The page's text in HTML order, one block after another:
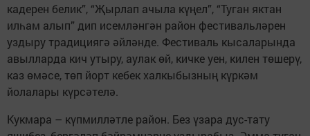
кадерен белик”, “Җырлап ачыла күңел”, “Туган яктан
илһам алып” дип исемләнгән район фестивальләрен
уздыру традициягә әйләнде. Фестиваль кысаларында
авылларда кич утыру, аулак өй, кичке уен, килен төшерү,
каз өмәсе, төп йорт кебек халкыбызның күркәм
йолалары күрсәтелә.
Кукмара – күпмилләтле район. Без үзара дус-тату